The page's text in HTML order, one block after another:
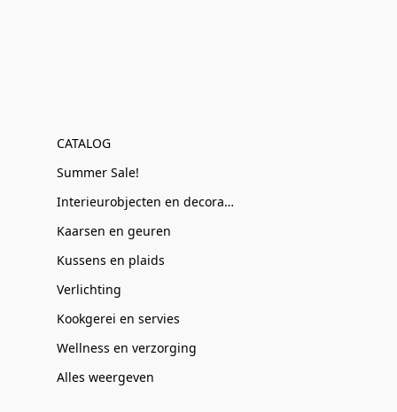
CATALOG
Summer Sale!
Interieurobjecten en decoratie
Kaarsen en geuren
Kussens en plaids
Verlichting
Kookgerei en servies
Wellness en verzorging
Alles weergeven